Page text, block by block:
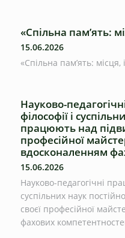
«Спільна пам’ять:
15.06.2026
«Спільна пам’ять: місця,
Науково-
філософії і
працюють над
професійної
вдосконаленням
15.06.2026
Науково-педагогічні
суспільних наук
своєї професійної
фахових